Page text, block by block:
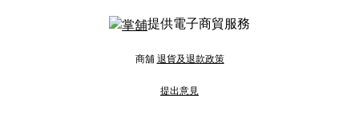
提供電子商貿服務
商舖 退貨及退款政策
提出意見